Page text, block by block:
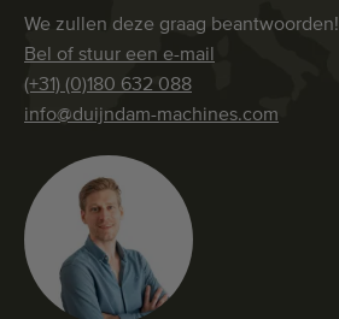
We zullen deze graag beantwoorden!
Bel of stuur een e-mail
(+31) (0)180 632 088
info@duijndam-machines.com